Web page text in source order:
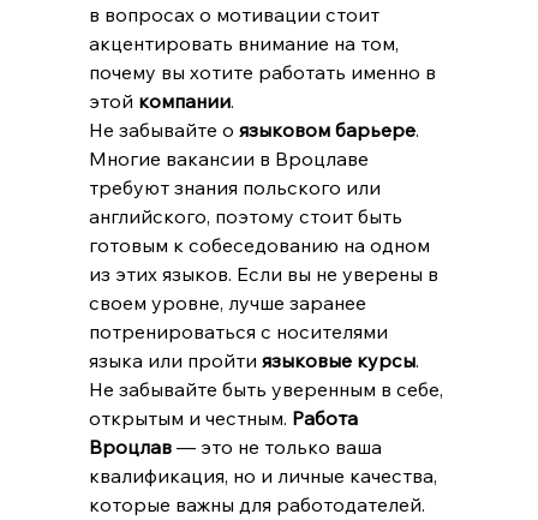
в вопросах о мотивации стоит
акцентировать внимание на том,
почему вы хотите работать именно в
этой компании.
Не забывайте о языковом барьере.
Многие вакансии в Вроцлаве
требуют знания польского или
английского, поэтому стоит быть
готовым к собеседованию на одном
из этих языков. Если вы не уверены в
своем уровне, лучше заранее
потренироваться с носителями
языка или пройти языковые курсы.
Не забывайте быть уверенным в себе,
открытым и честным. Работа
Вроцлав — это не только ваша
квалификация, но и личные качества,
которые важны для работодателей.